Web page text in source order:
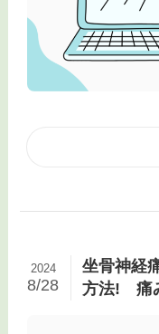
坐骨神経
方法! 痛
2024
8/28